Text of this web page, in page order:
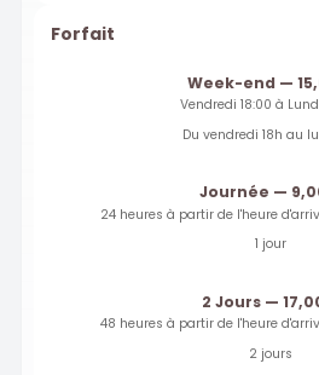
Forfait
Week-end —
Vendredi 18:00 à
Du vendredi 18h au
Journée —
24 heures à partir de l'heure
1 jour
2 Jours —
48 heures à partir de l'heure
2 jours